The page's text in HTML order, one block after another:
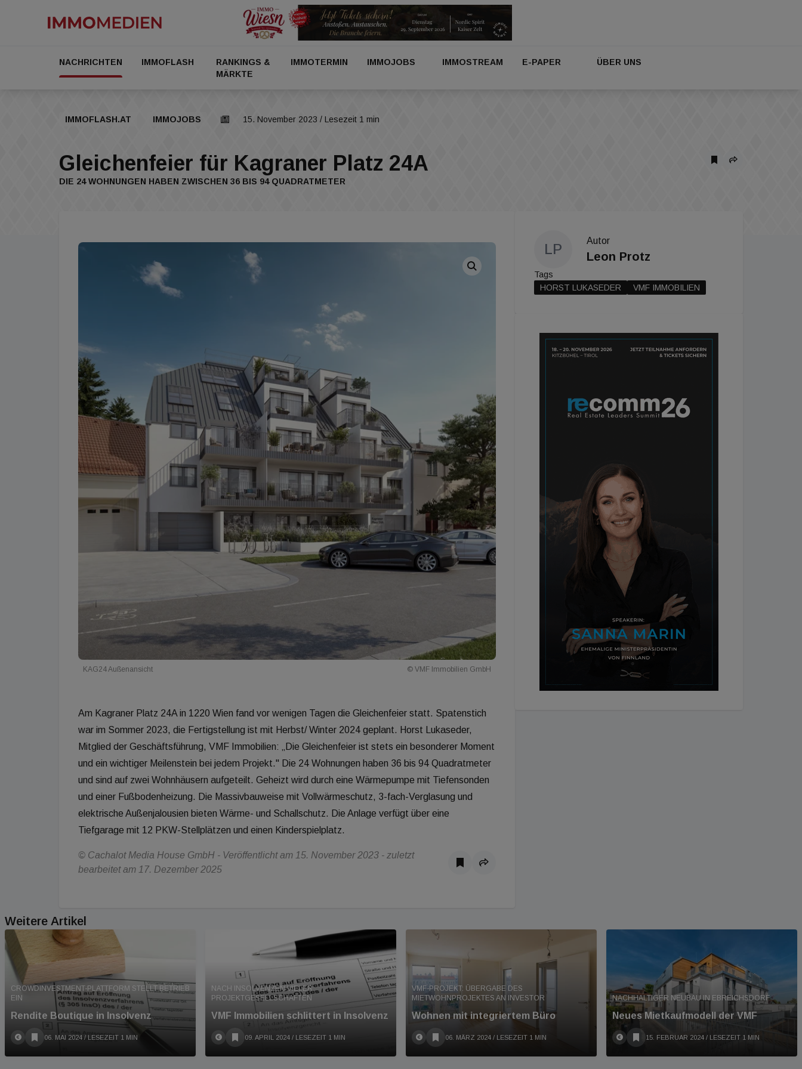
NACHRICHTEN IMMOFLASH
RANKINGS &
MÄRKTE
IMMOTERMIN IMMOJOBS IMMOSTREAM E-PAPER ÜBER UNS
IMMOFLASH.AT IMMOJOBS 15. November 2023 / Lesezeit 1 min
Gleichenfeier für Kagraner Platz 24A
DIE 24 WOHNUNGEN HABEN ZWISCHEN 36 BIS 94 QUADRATMETER
KAG24 Außenansicht © VMF Immobilien GmbH
Am Kagraner Platz 24A in 1220 Wien fand vor wenigen Tagen die Gleichenfeier statt. Spatenstich
war im Sommer 2023, die Fertigstellung ist mit Herbst/ Winter 2024 geplant. Horst Lukaseder,
Mitglied der Geschäftsführung, VMF Immobilien: „Die Gleichenfeier ist stets ein besonderer Moment
und ein wichtiger Meilenstein bei jedem Projekt." Die 24 Wohnungen haben 36 bis 94 Quadratmeter
und sind auf zwei Wohnhäusern aufgeteilt. Geheizt wird durch eine Wärmepumpe mit Tiefensonden
und einer Fußbodenheizung. Die Massivbauweise mit Vollwärmeschutz, 3-fach-Verglasung und
elektrische Außenjalousien bieten Wärme- und Schallschutz. Die Anlage verfügt über eine
Tiefgarage mit 12 PKW-Stellplätzen und einen Kinderspielplatz.
© Cachalot Media House GmbH - Veröffentlicht am 15. November 2023 - zuletzt
bearbeitet am 17. Dezember 2025
LP
Autor
Leon Protz
Tags
HORST LUKASEDER
VMF IMMOBILIEN
Weitere Artikel
CROWDINVESTMENT-PLATTFORM STELLT BETRIEB
EIN
Rendite Boutique in Insolvenz
06. MAI 2024 / LESEZEIT 1 MIN
NACH INSOLVENZEN VIELER
PROJEKTGESELLSCHAFTEN
VMF Immobilien schlittert in Insolvenz
09. APRIL 2024 / LESEZEIT 1 MIN
VMF-PROJEKT: ÜBERGABE DES
MIETWOHNPROJEKTES AN INVESTOR
Wohnen mit integriertem Büro
06. MÄRZ 2024 / LESEZEIT 1 MIN
NACHHALTIGER NEUBAU IN EBREICHSDORF
Neues Mietkaufmodell der VMF
15. FEBRUAR 2024 / LESEZEIT 1 MIN